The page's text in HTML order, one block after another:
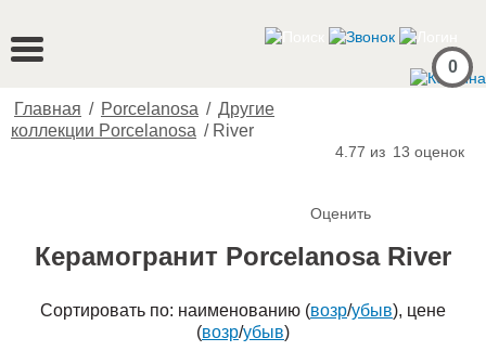
0
Главная / Porcelanosa / Другие
коллекции Porcelanosa / River
4.77 из 13 оценок
Оценить
Керамогранит Porcelanosa River
Сортировать по: наименованию (возр/убыв), цене
(возр/убыв)